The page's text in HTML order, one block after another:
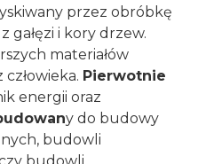
przez obróbkę
gałęzi i kory drzew.
materiałów
Pierwotnie
energii oraz
y do budowy
budowli